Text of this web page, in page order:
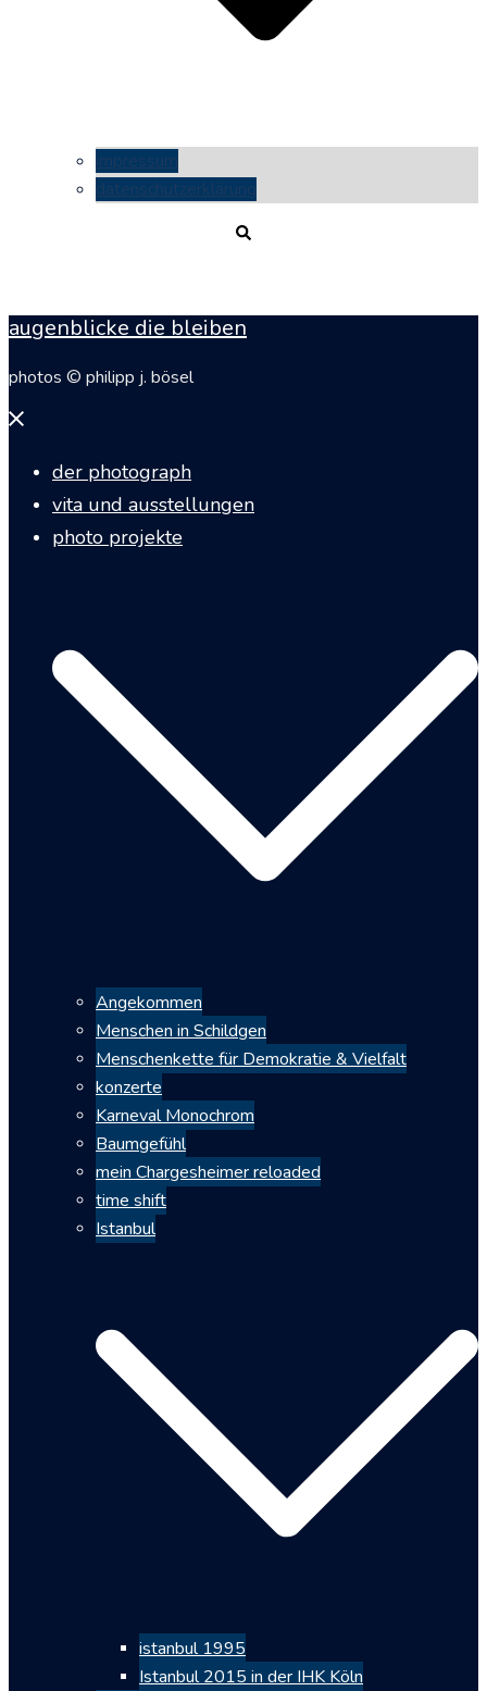
impressum
datenschutzerklärung
augenblicke die bleiben
photos © philipp j. bösel
Menü
der photograph
vita und ausstellungen
photo projekte
Angekommen
Menschen in Schildgen
Menschenkette für Demokratie & Vielfalt
konzerte
Karneval Monochrom
Baumgefühl
mein Chargesheimer reloaded
time shift
Istanbul
istanbul 1995
Istanbul 2015 in der IHK Köln